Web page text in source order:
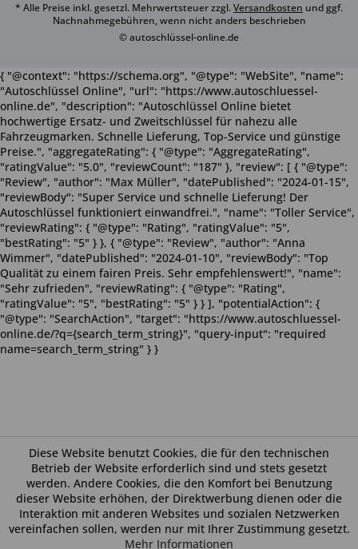
* Alle Preise inkl. gesetzl. Mehrwertsteuer zzgl.Versandkosten und ggf.
Nachnahmegebühren, wenn nicht anders beschrieben
© autoschlüssel-online.de
Diese Website benutzt Cookies, die für den technischen
Betrieb der Website erforderlich sind und stets gesetzt
werden. Andere Cookies, die den Komfort bei Benutzung
dieser Website erhöhen, der Direktwerbung dienen oder die
Interaktion mit anderen Websites und sozialen Netzwerken
vereinfachen sollen, werden nur mit Ihrer Zustimmung gesetzt.
Mehr Informationen
{ "@context": "https://schema.org", "@type": "WebSite", "name":
"Autoschlüssel Online", "url": "https://www.autoschluessel-
online.de", "description": "Autoschlüssel Online bietet
hochwertige Ersatz- und Zweitschlüssel für nahezu alle
Fahrzeugmarken. Schnelle Lieferung, Top-Service und günstige
Preise.", "aggregateRating": { "@type": "AggregateRating",
"ratingValue": "5.0", "reviewCount": "187" }, "review": [ { "@type":
"Review", "author": "Max Müller", "datePublished": "2024-01-15",
"reviewBody": "Super Service und schnelle Lieferung! Der
Autoschlüssel funktioniert einwandfrei.", "name": "Toller Service",
"reviewRating": { "@type": "Rating", "ratingValue": "5",
"bestRating": "5" } }, { "@type": "Review", "author": "Anna
Wimmer", "datePublished": "2024-01-10", "reviewBody": "Top
Qualität zu einem fairen Preis. Sehr empfehlenswert!", "name":
"Sehr zufrieden", "reviewRating": { "@type": "Rating",
"ratingValue": "5", "bestRating": "5" } } ], "potentialAction": {
"@type": "SearchAction", "target": "https://www.autoschluessel-
online.de/?q={search_term_string}", "query-input": "required
name=search_term_string" } }